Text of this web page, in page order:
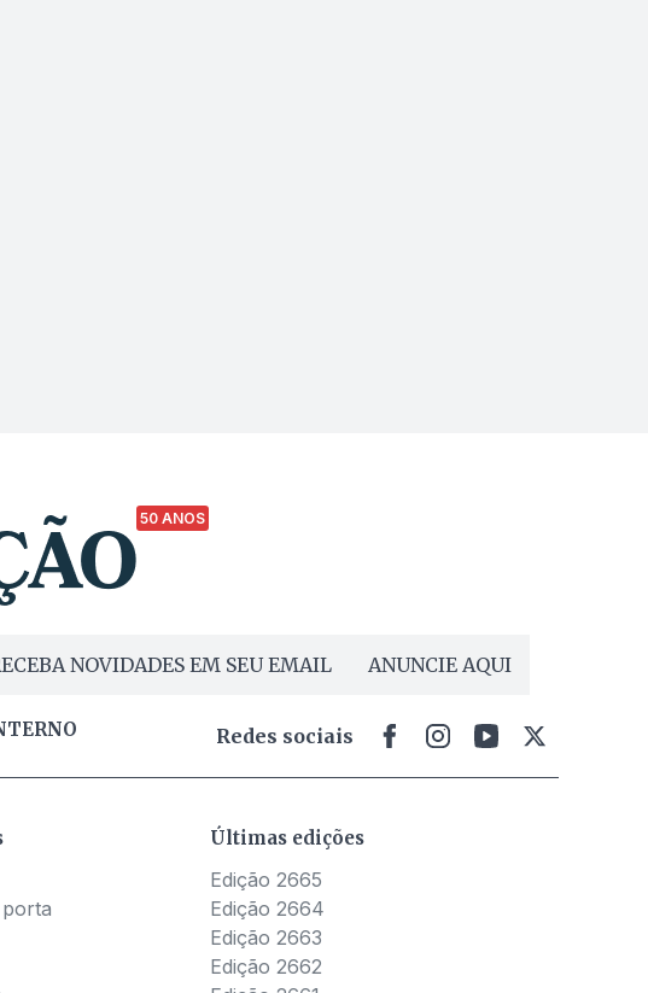
50 ANOS
NOVIDADES EM SEU EMAIL ANUNCIE AQUI
Redes sociais
Últimas edições
Edição 2665
Edição 2664
Edição 2663
Edição 2662